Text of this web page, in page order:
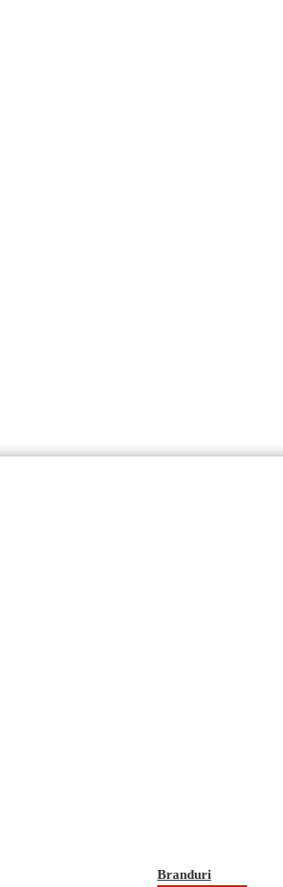
Branduri